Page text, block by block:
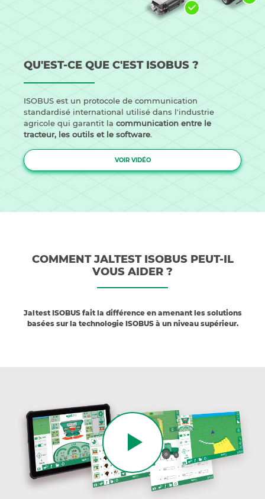
QU'EST-CE QUE C'EST ISOBUS ?
ISOBUS est un protocole de communication
standardisé international utilisé dans l'industrie
agricole qui garantit la communication entre le
tracteur, les outils et le software.
VOIR VIDÉO
COMMENT JALTEST ISOBUS PEUT-IL
VOUS AIDER ?
Jaltest ISOBUS fait la différence en amenant les solutions
basées sur la technologie ISOBUS à un niveau supérieur.